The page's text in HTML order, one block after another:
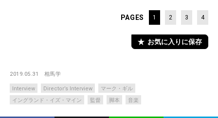
PAGES 1 2 3 4
お気に入りに保存
2019.05.31 相馬学
Interview Director’s Interview
マーク・ギル
イングランド・イズ・マイン
監督 脚本 音楽